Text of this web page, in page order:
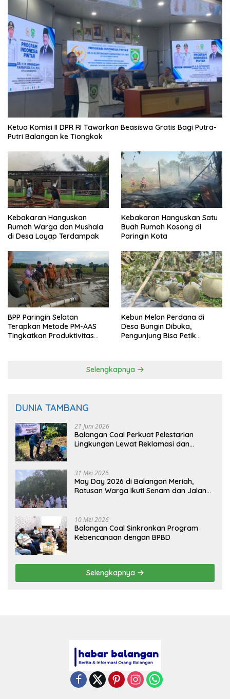
Ketua Komisi II DPR RI Tawarkan Beasiswa Gratis Bagi Putra-
Putri Balangan ke Tiongkok
Kebakaran Hanguskan
Rumah Warga dan Mushala
di Desa Layap Terdampak
Kebakaran Hanguskan Satu
Buah Rumah Kosong di
Paringin Kota
BPP Paringin Selatan
Terapkan Metode PM-AAS
Tingkatkan Produktivitas
Kebun Melon Perdana di
Desa Bungin Dibuka,
Pengunjung Bisa Petik
Selengkapnya
DUNIA TAMBANG
21 Juni 2026
Balangan Coal Perkuat Pelestarian
Lingkungan Lewat Reklamasi dan
31 Mei 2026
May Day 2026 di Balangan Meriah,
Ratusan Warga Ikuti Senam dan Jalan
10 Mei 2026
Balangan Coal Sinkronkan Program
Kebencanaan dengan BPBD
Selengkapnya